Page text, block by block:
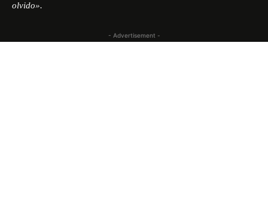
olvido».
- Advertisement -